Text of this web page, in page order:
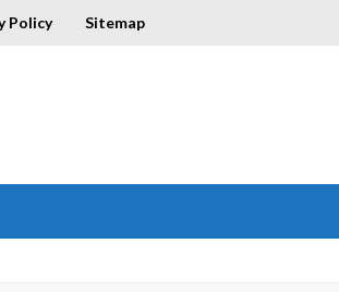
Policy Sitemap